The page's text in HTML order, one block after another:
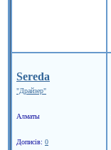
Sereda
"Драйзер"
Алматы
Дописів: 0